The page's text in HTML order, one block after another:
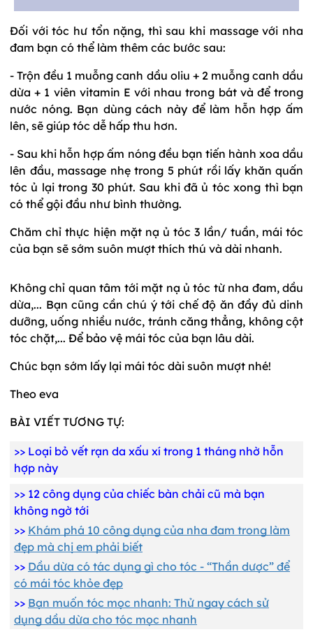
Đối với tóc hư tổn nặng, thì sau khi massage với nha
đam bạn có thể làm thêm các bước sau:
- Trộn đều 1 muỗng canh dầu oliu + 2 muỗng canh dầu
dừa + 1 viên vitamin E với nhau trong bát và để trong
nước nóng. Bạn dùng cách này để làm hỗn hợp ấm
lên, sẽ giúp tóc dễ hấp thu hơn.
- Sau khi hỗn hợp ấm nóng đều bạn tiến hành xoa dầu
lên đầu, massage nhẹ trong 5 phút rồi lấy khăn quấn
tóc ủ lại trong 30 phút. Sau khi đã ủ tóc xong thì bạn
có thể gội đầu như bình thường.
Chăm chỉ thực hiện mặt nạ ủ tóc 3 lần/ tuần, mái tóc
của bạn sẽ sớm suôn mượt thích thú và dài nhanh.
Không chỉ quan tâm tới mặt nạ ủ tóc từ nha đam, dầu
dừa,... Bạn cũng cần chú ý tới chế độ ăn đầy đủ dinh
dưỡng, uống nhiều nước, tránh căng thẳng, không cột
tóc chặt,... Để bảo vệ mái tóc của bạn lâu dài.
Chúc bạn sớm lấy lại mái tóc dài suôn mượt nhé!
Theo eva
BÀI VIẾT TƯƠNG TỰ:
>> Loại bỏ vết rạn da xấu xí trong 1 tháng nhờ hỗn
hợp này
>> 12 công dụng của chiếc bàn chải cũ mà bạn
không ngờ tới
>> Khám phá 10 công dụng của nha đam trong làm
đẹp mà chị em phải biết
>> Dầu dừa có tác dụng gì cho tóc - “Thần dược” để
có mái tóc khỏe đẹp
>> Bạn muốn tóc mọc nhanh: Thử ngay cách sử
dụng dầu dừa cho tóc mọc nhanh